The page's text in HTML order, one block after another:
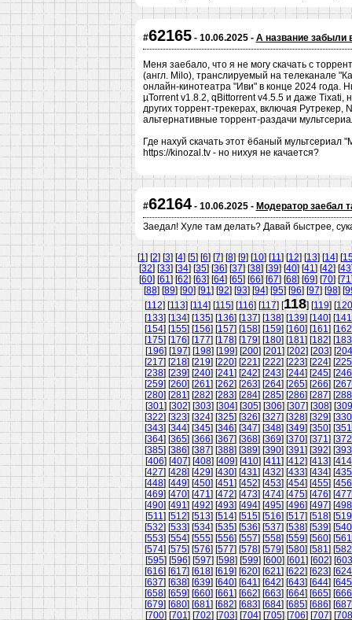
#62165- 10.06.2025 - А название забыли
Меня заебало, что я не могу скачать с
(англ. Milo), транслируемый на телеканале
онлайн-кинотеатра "Иви" в конце 2024 года.
µTorrent v1.8.2, qBittorrent v4.5.5 и даже Tixati,
других торрент-трекерах, включая
альтернативные торрент-раздачи
Где нахуй скачать этот ёбаный мультсериал
https://kinozal.tv - но нихуя не качается?
#62164- 10.06.2025 - Модератор заебал
Заедал! Хуле там делать? Давай быстрее,
[1] [2] [3] [4] [5] [6] [7] [8] [9] [10] [11] [12] [13] [14] [
[32] [33] [34] [35] [36] [37] [38] [39] [40] [41] [42] [43
[60] [61] [62] [63] [64] [65] [66] [67] [68] [69] [70] [71
[88] [89] [90] [91] [92] [93] [94] [95] [96] [97] [98] [
[112] [113] [114] [115] [116] [117] [118] [119] [120
[133] [134] [135] [136] [137] [138] [139] [140] [141
[154] [155] [156] [157] [158] [159] [160] [161] [162
[175] [176] [177] [178] [179] [180] [181] [182] [183
[196] [197] [198] [199] [200] [201] [202] [203] [204
[217] [218] [219] [220] [221] [222] [223] [224] [225
[238] [239] [240] [241] [242] [243] [244] [245] [246
[259] [260] [261] [262] [263] [264] [265] [266] [267
[280] [281] [282] [283] [284] [285] [286] [287] [288
[301] [302] [303] [304] [305] [306] [307] [308] [309
[322] [323] [324] [325] [326] [327] [328] [329] [330
[343] [344] [345] [346] [347] [348] [349] [350] [351
[364] [365] [366] [367] [368] [369] [370] [371] [372
[385] [386] [387] [388] [389] [390] [391] [392] [393
[406] [407] [408] [409] [410] [411] [412] [413] [414
[427] [428] [429] [430] [431] [432] [433] [434] [435
[448] [449] [450] [451] [452] [453] [454] [455] [456
[469] [470] [471] [472] [473] [474] [475] [476] [477
[490] [491] [492] [493] [494] [495] [496] [497] [498
[511] [512] [513] [514] [515] [516] [517] [518] [519
[532] [533] [534] [535] [536] [537] [538] [539] [540
[553] [554] [555] [556] [557] [558] [559] [560] [561
[574] [575] [576] [577] [578] [579] [580] [581] [582
[595] [596] [597] [598] [599] [600] [601] [602] [603
[616] [617] [618] [619] [620] [621] [622] [623] [624
[637] [638] [639] [640] [641] [642] [643] [644] [645
[658] [659] [660] [661] [662] [663] [664] [665] [666
[679] [680] [681] [682] [683] [684] [685] [686] [687
[700] [701] [702] [703] [704] [705] [706] [707] [708